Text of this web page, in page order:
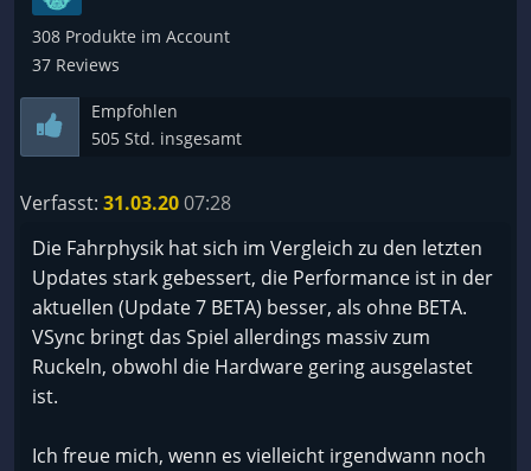
308 Produkte im Account
37 Reviews
Empfohlen
505 Std. insgesamt
Verfasst: 31.03.2007:28
Die Fahrphysik hat sich im Vergleich zu den letzten
Updates stark gebessert, die Performance ist in der
aktuellen (Update 7 BETA) besser, als ohne BETA.
VSync bringt das Spiel allerdings massiv zum
Ruckeln, obwohl die Hardware gering ausgelastet
ist.
Ich freue mich, wenn es vielleicht irgendwann noch